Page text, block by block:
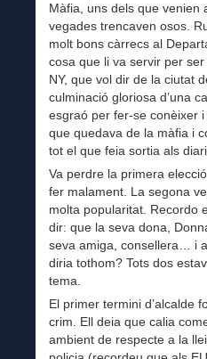
Màfia, uns dels que venien
vegades trencaven osos.
molt bons càrrecs al
cosa que li va servir per
NY, que vol dir de la ciutat
culminació gloriosa d’una
esgraó per fer-se conèixer
que quedava de la màfia i
tot el que feia sortia als
Va perdre la primera
fer malament. La segona
molta popularitat. Recordo
dir: que la seva dona,
seva amiga, consellera… i
diria tothom? Tots dos
tema.
El primer termini d’alcalde
crim. Ell deia que calia
ambient de respecte a la